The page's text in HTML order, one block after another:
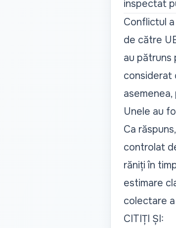
inspectat
Conflictul
de către
au pătruns
considerat
Unele au
Ca
controlat
răniți în
estimare
colectare
CITIȚI ȘI: